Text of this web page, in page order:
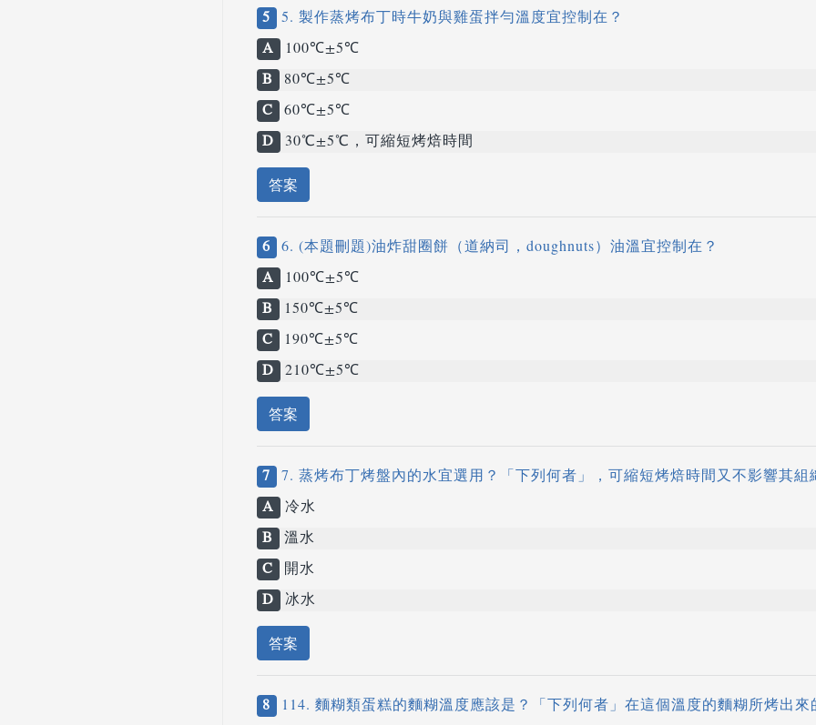
5 5. 製作蒸烤布丁時牛奶與雞蛋拌勻溫度宜控制在？
A
100℃±5℃
B
80℃±5℃
C 60℃±5℃
D 30℃±5℃，可縮短烤焙時間
答案
6 6. (本題刪題)油炸甜圈餅（道納司，doughnuts）油溫宜控制在？
A
100℃±5℃
B
150℃±5℃
C
190℃±5℃
D 210℃±5℃
答案
7 7. 蒸烤布丁烤盤內的水宜選用？「下列何者」，可縮短烤焙時間又不影響其組
A 冷水
B 溫水
C 開水
D 冰水
答案
8
114. 麵糊類蛋糕的麵糊溫度應該是？「下列何者」在這個溫度的麵糊所烤出